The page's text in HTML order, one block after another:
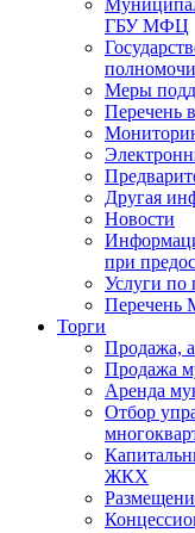
ГБУ МФЦ
Меры
Перечень
Другая
Новости
при
Услуги по
Перечень
Торги
Продажа,
Продажа
Аренда
Отбор
ЖКХ